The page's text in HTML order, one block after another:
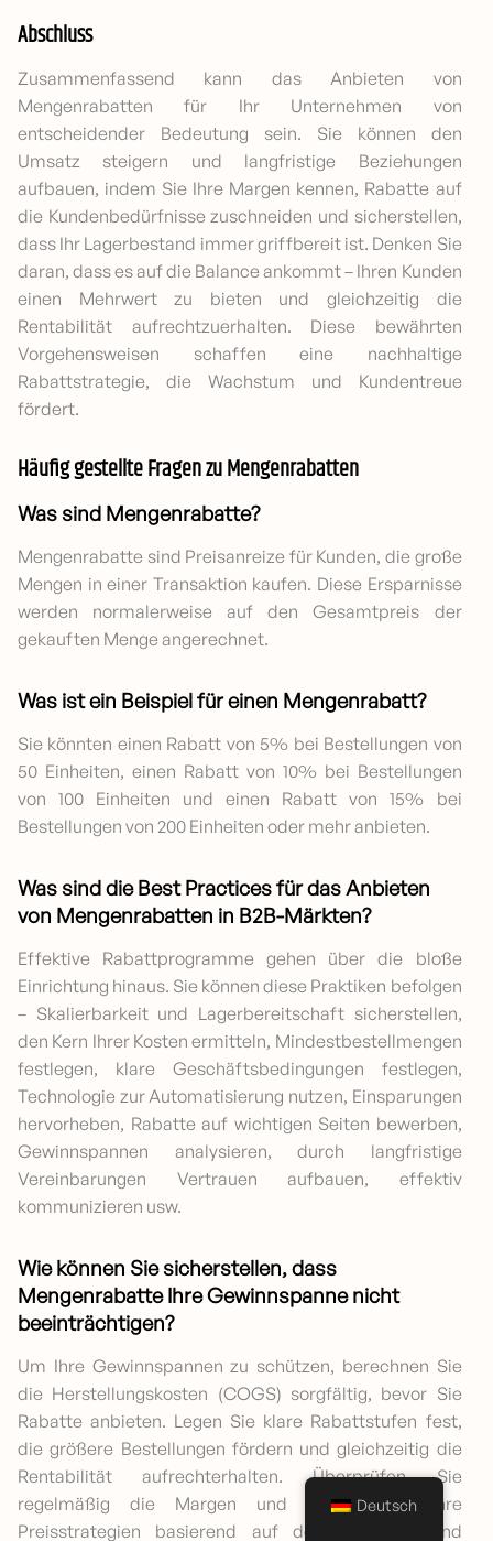
Abschluss
Zusammenfassend kann das Anbieten von
Mengenrabatten für Ihr Unternehmen von
entscheidender Bedeutung sein. Sie können den
Umsatz steigern und langfristige Beziehungen
aufbauen, indem Sie Ihre Margen kennen, Rabatte auf
die Kundenbedürfnisse zuschneiden und sicherstellen,
dass Ihr Lagerbestand immer griffbereit ist. Denken Sie
daran, dass es auf die Balance ankommt – Ihren Kunden
einen Mehrwert zu bieten und gleichzeitig die
Rentabilität aufrechtzuerhalten. Diese bewährten
Vorgehensweisen schaffen eine nachhaltige
Rabattstrategie, die Wachstum und Kundentreue
fördert.
Häufig gestellte Fragen zu Mengenrabatten
Was sind Mengenrabatte?
Mengenrabatte sind Preisanreize für Kunden, die große
Mengen in einer Transaktion kaufen. Diese Ersparnisse
werden normalerweise auf den Gesamtpreis der
gekauften Menge angerechnet.
Was ist ein Beispiel für einen Mengenrabatt?
Sie könnten einen Rabatt von 5% bei Bestellungen von
50 Einheiten, einen Rabatt von 10% bei Bestellungen
von 100 Einheiten und einen Rabatt von 15% bei
Bestellungen von 200 Einheiten oder mehr anbieten.
Was sind die Best Practices für das Anbieten
von Mengenrabatten in B2B-Märkten?
Effektive Rabattprogramme gehen über die bloße
Einrichtung hinaus. Sie können diese Praktiken befolgen
– Skalierbarkeit und Lagerbereitschaft sicherstellen,
den Kern Ihrer Kosten ermitteln, Mindestbestellmengen
festlegen, klare Geschäftsbedingungen festlegen,
Technologie zur Automatisierung nutzen, Einsparungen
hervorheben, Rabatte auf wichtigen Seiten bewerben,
Gewinnspannen analysieren, durch langfristige
Vereinbarungen Vertrauen aufbauen, effektiv
kommunizieren usw.
Wie können Sie sicherstellen, dass
Mengenrabatte Ihre Gewinnspanne nicht
beeinträchtigen?
Um Ihre Gewinnspannen zu schützen, berechnen Sie
die Herstellungskosten (COGS) sorgfältig, bevor Sie
Rabatte anbieten. Legen Sie klare Rabattstufen fest,
die größere Bestellungen fördern und gleichzeitig die
Rentabilität aufrechterhalten. Überprüfen Sie
regelmäßig die Margen und passen Sie Ihre
Preisstrategien basierend auf den Verkaufs- und
Deutsch